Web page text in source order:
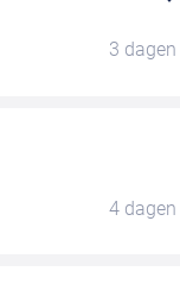
3
4 dagen